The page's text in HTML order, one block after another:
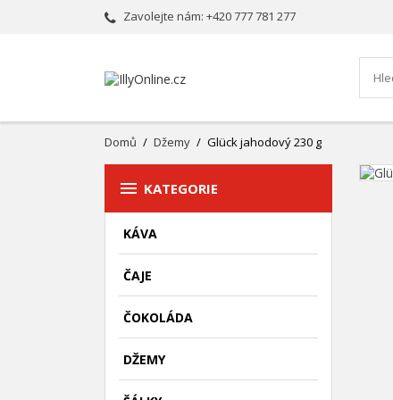
Zavolejte nám: +420 777 781 277
Domů Džemy Glück jahodový 230 g
 KATEGORIE
KÁVA
ČAJE
ČOKOLÁDA
DŽEMY